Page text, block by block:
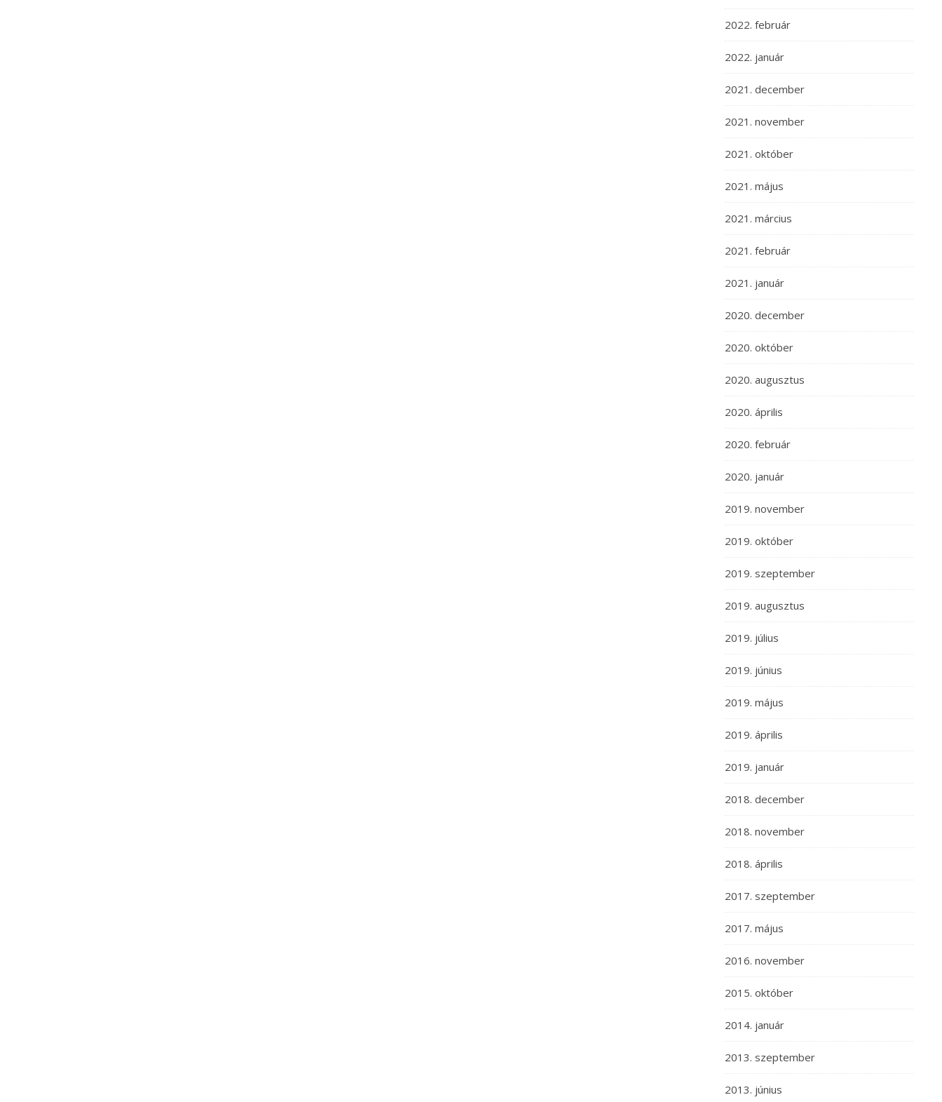
2022. február
2022. január
2021. december
2021. november
2021. október
2021. május
2021. március
2021. február
2021. január
2020. december
2020. október
2020. augusztus
2020. április
2020. február
2020. január
2019. november
2019. október
2019. szeptember
2019. augusztus
2019. július
2019. június
2019. május
2019. április
2019. január
2018. december
2018. november
2018. április
2017. szeptember
2017. május
2016. november
2015. október
2014. január
2013. szeptember
2013. június